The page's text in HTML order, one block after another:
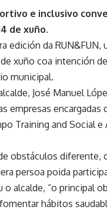
e inclusivo
de xuño.
edición da
xuño coa intención
municipal.
José Manuel
empresas
Training and Social
obstáculos
persoa poida
alcalde, “o principal
hábitos